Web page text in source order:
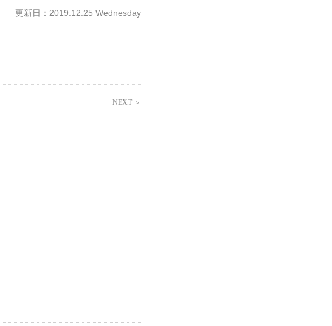
更新日：2019.12.25 Wednesday
NEXT ＞